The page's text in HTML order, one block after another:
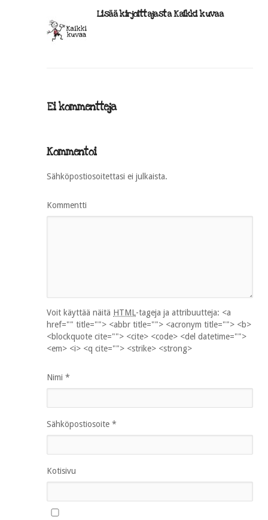
Lisää kirjoittajasta Kaikki kuvaa
Ei kommentteja
Kommentoi
Sähköpostiosoitettasi ei julkaista.
Kommentti
Voit käyttää näitä HTML-tageja ja attribuutteja: <a
href="" title=""> <abbr title=""> <acronym title=""> <b>
<blockquote cite=""> <cite> <code> <del datetime="">
<em> <i> <q cite=""> <strike> <strong>
Nimi *
Sähköpostiosoite *
Kotisivu